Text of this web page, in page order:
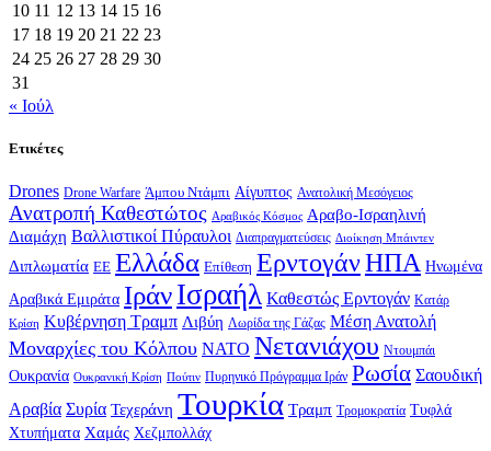
10 11 12 13 14 15 16
17 18 19 20 21 22 23
24 25 26 27 28 29 30
31
« Ιούλ
Ετικέτες
Drones Drone Warfare Άμπου Ντάμπι Αίγυπτος Ανατολική Μεσόγειος
Ανατροπή Καθεστώτος Αραβικός Κόσμος Αραβο-Ισραηλινή
Διαμάχη Βαλλιστικοί Πύραυλοι Διαπραγματεύσεις Διοίκηση Μπάιντεν
Διπλωματία ΕΕ Ελλάδα Επίθεση ΕρντογάνΗΠΑ Ηνωμένα
Αραβικά Εμιράτα ΙράνΙσραήλ Καθεστώς Ερντογάν Κατάρ
Κρίση Κυβέρνηση Τραμπ Λιβύη Λωρίδα της Γάζας Μέση Ανατολή
Μοναρχίες του Κόλπου ΝΑΤΟ Νετανιάχου Ντουμπάι
Ουκρανία Ουκρανική Κρίση Πούτιν Πυρηνικό Πρόγραμμα Ιράν Ρωσία Σαουδική
Αραβία Συρία Τεχεράνη Τουρκία Τραμπ Τρομοκρατία Τυφλά
Χτυπήματα Χαμάς Χεζμπολλάχ